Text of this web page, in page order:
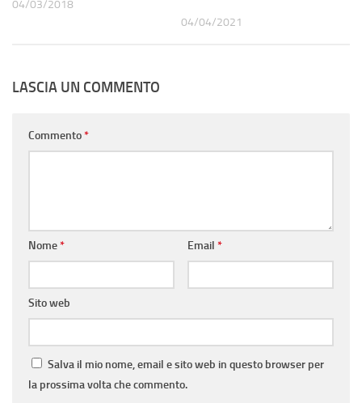
04/03/2018
04/04/2021
LASCIA UN COMMENTO
Commento*
Nome* Email *
Sito web
Salva il mio nome, email e sito web in questo browser per
la prossima volta che commento.